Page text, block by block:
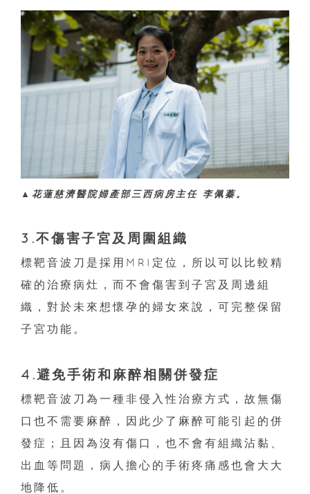
▲花蓮慈濟醫院婦產部三西病房主任 李佩蓁。
3.不傷害子宮及周圍組織
標靶音波刀是採用MRI定位，所以可以比較精
確的治療病灶，而不會傷害到子宮及周邊組
織，對於未來想懷孕的婦女來說，可完整保留
子宮功能。
4.避免手術和麻醉相關併發症
標靶音波刀為一種非侵入性治療方式，故無傷
口也不需要麻醉，因此少了麻醉可能引起的併
發症；且因為沒有傷口，也不會有組織沾黏、
出血等問題，病人擔心的手術疼痛感也會大大
地降低。